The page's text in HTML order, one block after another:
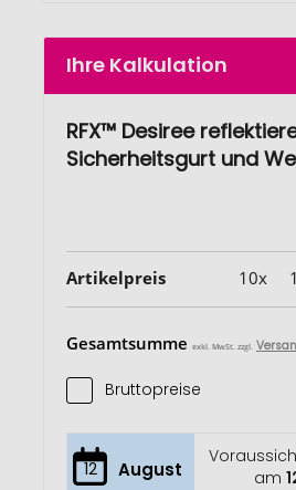
Ihre Kalkulation
RFX™ Desiree
Sicherheitsgurt und
Artikelpreis 10x
Gesamtsumme exkl. MwSt. zzgl.
Bruttopreise
12 August
am